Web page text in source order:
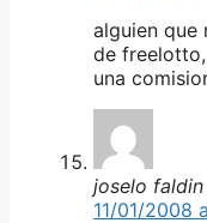
alguien que
de
una
joselo faldin
11/01/2008